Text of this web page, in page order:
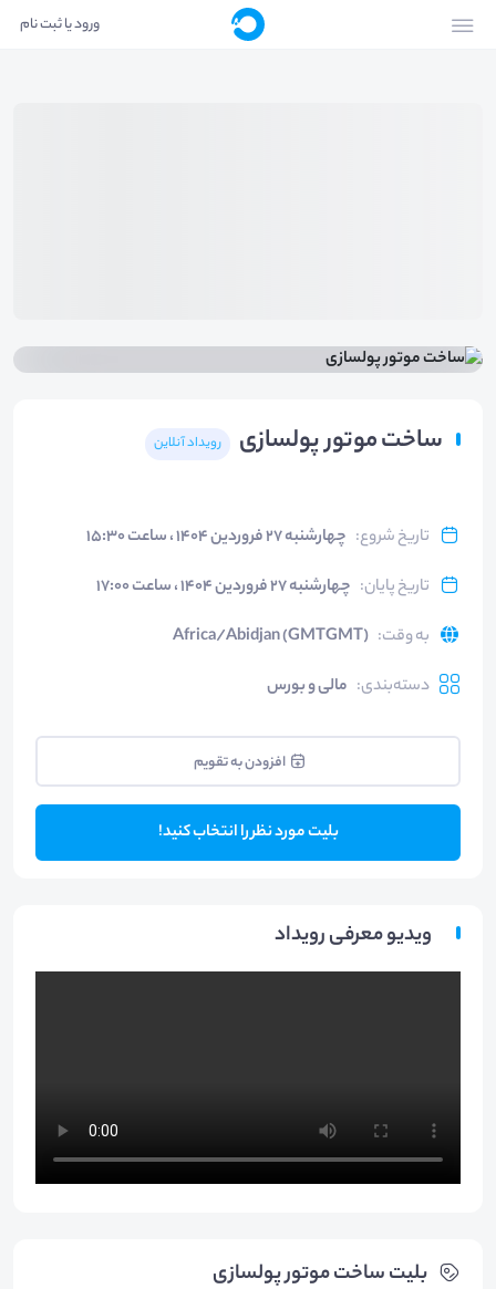
ورود یا ثبت نام
ساخت موتور پولسازی رویداد آنلاین
تاریخ شروع: چهارشنبه ۲۷ فروردین ۱۴۰۴ ، ساعت ۱۵:۳۰
تاریخ پایان: چهارشنبه ۲۷ فروردین ۱۴۰۴ ، ساعت ۱۷:۰۰
به وقت:
Africa/Abidjan (GMTGMT)
دسته‌بندی: مالی و بورس
افزودن به تقویم
بلیت مورد نظر را انتخاب کنید!
ویدیو معرفی رویداد
بلیت‌ ساخت موتور پولسازی